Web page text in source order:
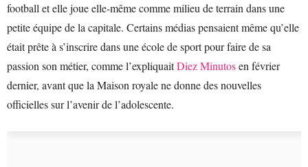
football et elle joue elle-même comme milieu de terrain dans une
petite équipe de la capitale. Certains médias pensaient même qu’elle
était prête à s’inscrire dans une école de sport pour faire de sa
passion son métier, comme l’expliquaitDiez Minutosen février
dernier, avant que la Maison royale ne donne des nouvelles
officielles sur l’avenir de l’adolescente.